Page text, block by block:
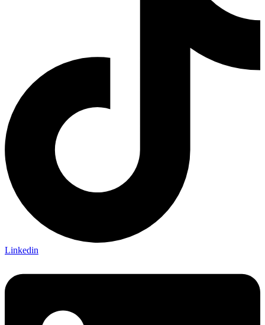
Linkedin